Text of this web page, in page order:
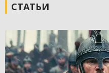
СТАТЬИ